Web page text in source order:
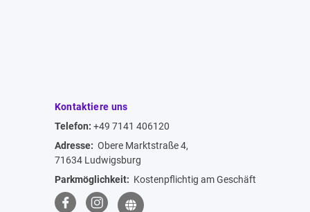
Kontaktiere uns
Telefon: +49 7141 406120
Adresse: Obere Marktstraße 4,
71634 Ludwigsburg
Parkmöglichkeit: Kostenpflichtig am Geschäft